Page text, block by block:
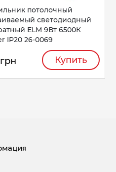
потолочный
светодиодный
ELM 9Вт 6500К
IP20 26-0069
грн Купить